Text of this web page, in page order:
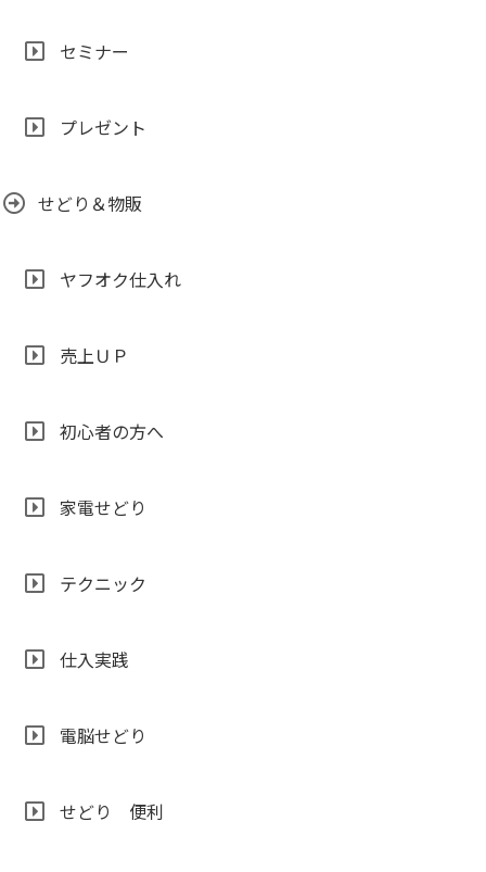
セミナー
プレゼント
せどり＆物販
ヤフオク仕入れ
売上ＵＰ
初心者の方へ
家電せどり
テクニック
仕入実践
電脳せどり
せどり 便利